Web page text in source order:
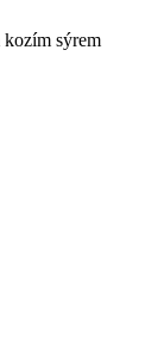
kozím sýrem